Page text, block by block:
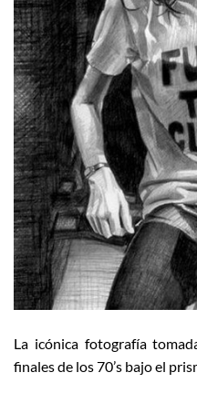
La icónica fotografía
finales de los 70’s bajo el